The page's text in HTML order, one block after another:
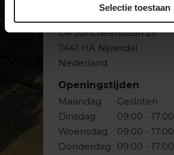
Selectie toestaan
De Joncheerelaan 25
7441 HA Nijverdal
Nederland
Openingstijden
Maandag
Dinsdag
Woensdag
Donderdag
Gesloten
09:00 - 17:00
09:00 - 17:00
09:00 - 17:00